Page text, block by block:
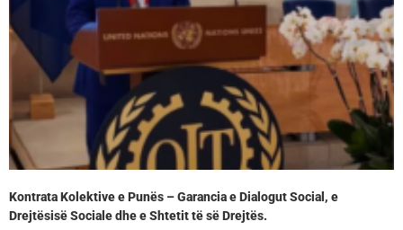
Kontrata Kolektive e Punës – Garancia e Dialogut Social, e
Drejtësisë Sociale dhe e Shtetit të së Drejtës.